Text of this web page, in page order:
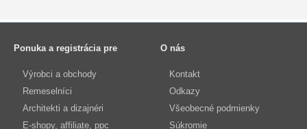
Ponuka a registrácia pre
Výrobci a obchody
Remeselníci
Architekti a dizajnéri
E-shopy, affiliate, ppc
O nás
Kontakt
Odkazy
Všeobecné podmienky
Súkromie